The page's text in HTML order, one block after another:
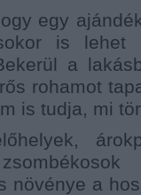
egy
is lehet
a
rohamot
is tudja, mi
növénye a